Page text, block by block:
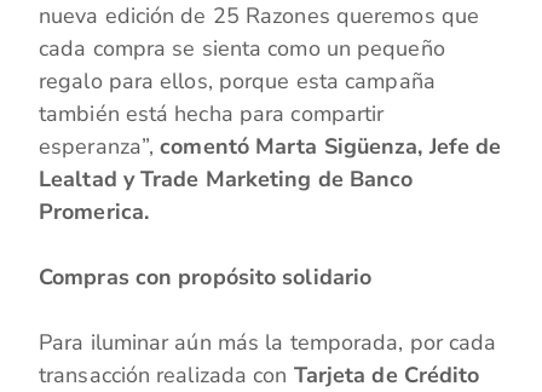
nueva edición de 25 Razones queremos que
cada compra se sienta como un pequeño
regalo para ellos, porque esta campaña
también está hecha para compartir
esperanza”, comentó Marta Sigüenza, Jefe de
Lealtad y Trade Marketing de Banco
Promerica.
Compras con propósito solidario
Para iluminar aún más la temporada, por cada
transacción realizada con Tarjeta de Crédito